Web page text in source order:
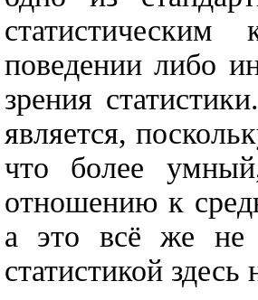
поведении либо
зрения
является,
что более
отношению к
а это всё же не
статистикой